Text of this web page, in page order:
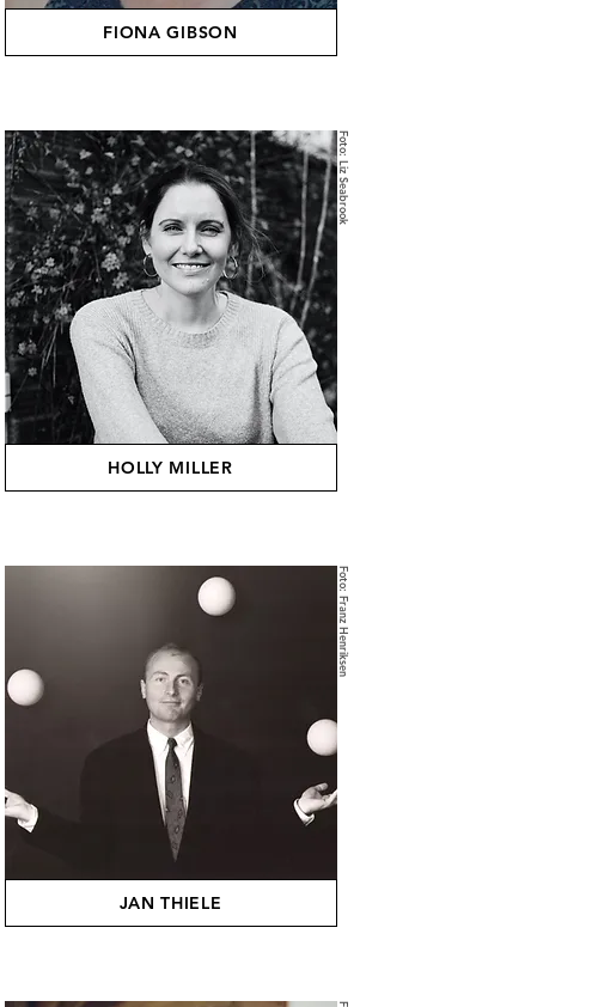
FIONA GIBSON
Foto: Liz Seabrook
HOLLY MILLER
Foto: Franz Henriksen
JAN THIELE